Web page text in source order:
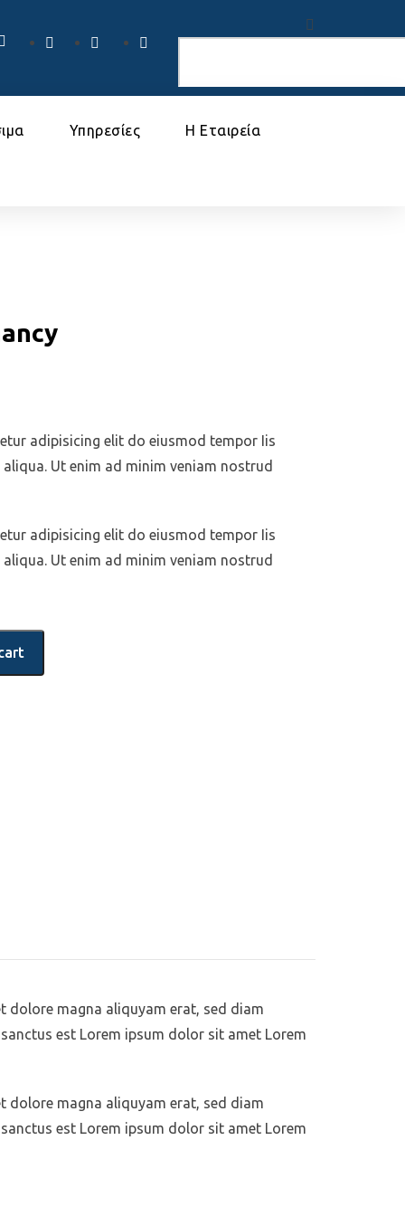
Υπηρεσίες Η Εταιρεία
adipisicing elit do eiusmod tempor Iis
Ut enim ad minim veniam nostrud
adipisicing elit do eiusmod tempor Iis
Ut enim ad minim veniam nostrud
dolore magna aliquyam erat, sed diam
est Lorem ipsum dolor sit amet Lorem
dolore magna aliquyam erat, sed diam
est Lorem ipsum dolor sit amet Lorem